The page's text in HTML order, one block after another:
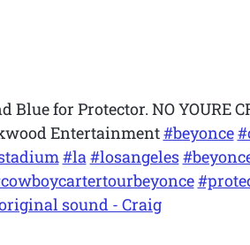
Blue for Protector. NO YOURE
Entertainment#beyonce
#la#losangeles
sound - Craig